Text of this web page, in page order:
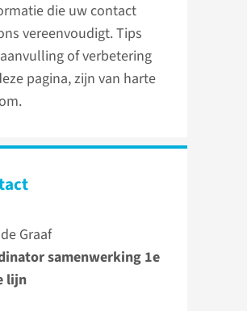
die uw contact
vereenvoudigt. Tips
of verbetering
pagina, zijn van harte
Graaf
samenwerking 1e
lijn